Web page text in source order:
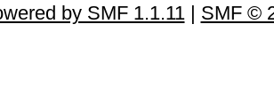
by SMF 1.1.11| SMF ©